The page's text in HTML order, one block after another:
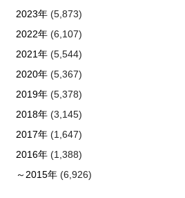
2023年(5,873)
2022年(6,107)
2021年(5,544)
2020年(5,367)
2019年(5,378)
2018年(3,145)
2017年(1,647)
2016年(1,388)
～2015年(6,926)